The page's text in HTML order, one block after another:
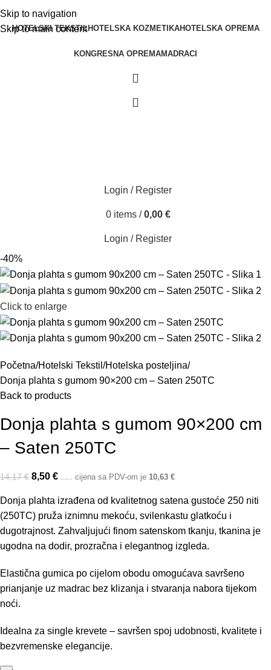
Skip to navigation
Skip to main content
HOTELSKI TEKSTILHOTELSKA KOZMETIKAHOTELSKA OPREMA
KONGRESNA OPREMAMADRACI
Login / Register
0 items / 0,00 €
Login / Register
-40%
Click to enlarge
Početna Hotelski Tekstil Hotelska posteljina
Donja plahta s gumom 90×200 cm – Saten 250TC
Back to products
Donja plahta s gumom 90×200 cm
– Saten 250TC
14,17€ 8,50 € ..... cijena sa PDV-om je 10,63 €
Donja plahta izrađena od kvalitetnog satena gustoće 250 niti
(250TC) pruža iznimnu mekoću, svilenkastu glatkoću i
dugotrajnost. Zahvaljujući finom satenskom tkanju, tkanina je
ugodna na dodir, prozračna i elegantnog izgleda.
Elastična gumica po cijelom obodu omogućava savršeno
prianjanje uz madrac bez klizanja i stvaranja nabora tijekom
noći.
Idealna za single krevete – savršen spoj udobnosti, kvalitete i
bezvremenske elegancije.